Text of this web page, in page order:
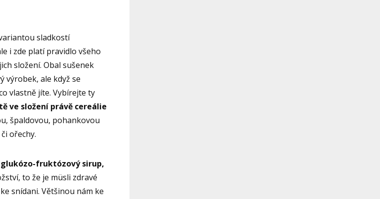
sladkostí
i zde platí pravidlo všeho
složení. Obal sušenek
výrobek, ale když se
vlastně jíte. Vybírejte ty
ve složení právě cereálie
špaldovou, pohankovou
ořechy.
fruktózový sirup,
to že je müsli zdravé
snídani. Většinou nám ke